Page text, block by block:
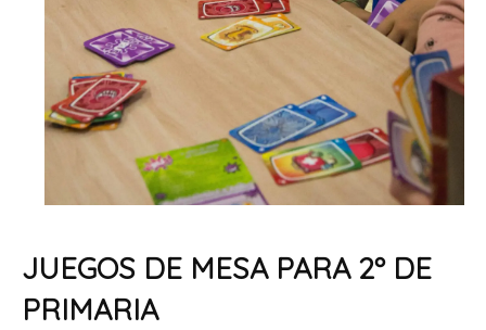
JUEGOS DE MESA PARA 2º DE
PRIMARIA